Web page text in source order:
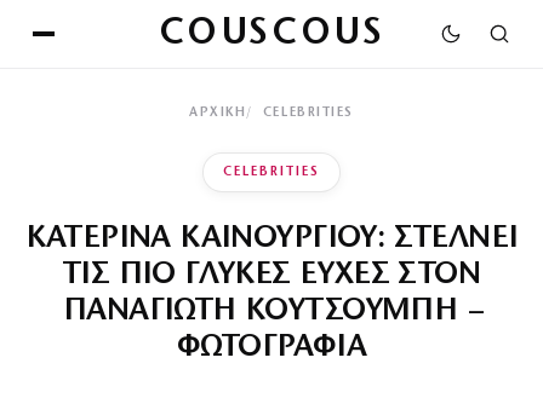
COUSCOUS
ΑΡΧΙΚΉ CELEBRITIES
CELEBRITIES
ΚΑΤΕΡΙΝΑ ΚΑΙΝΟΥΡΓΙΟΥ: ΣΤΕΛΝΕΙ
ΤΙΣ ΠΙΟ ΓΛΥΚΕΣ ΕΥΧΕΣ ΣΤΟΝ
ΠΑΝΑΓΙΩΤΗ ΚΟΥΤΣΟΥΜΠΗ –
ΦΩΤΟΓΡΑΦΙΑ